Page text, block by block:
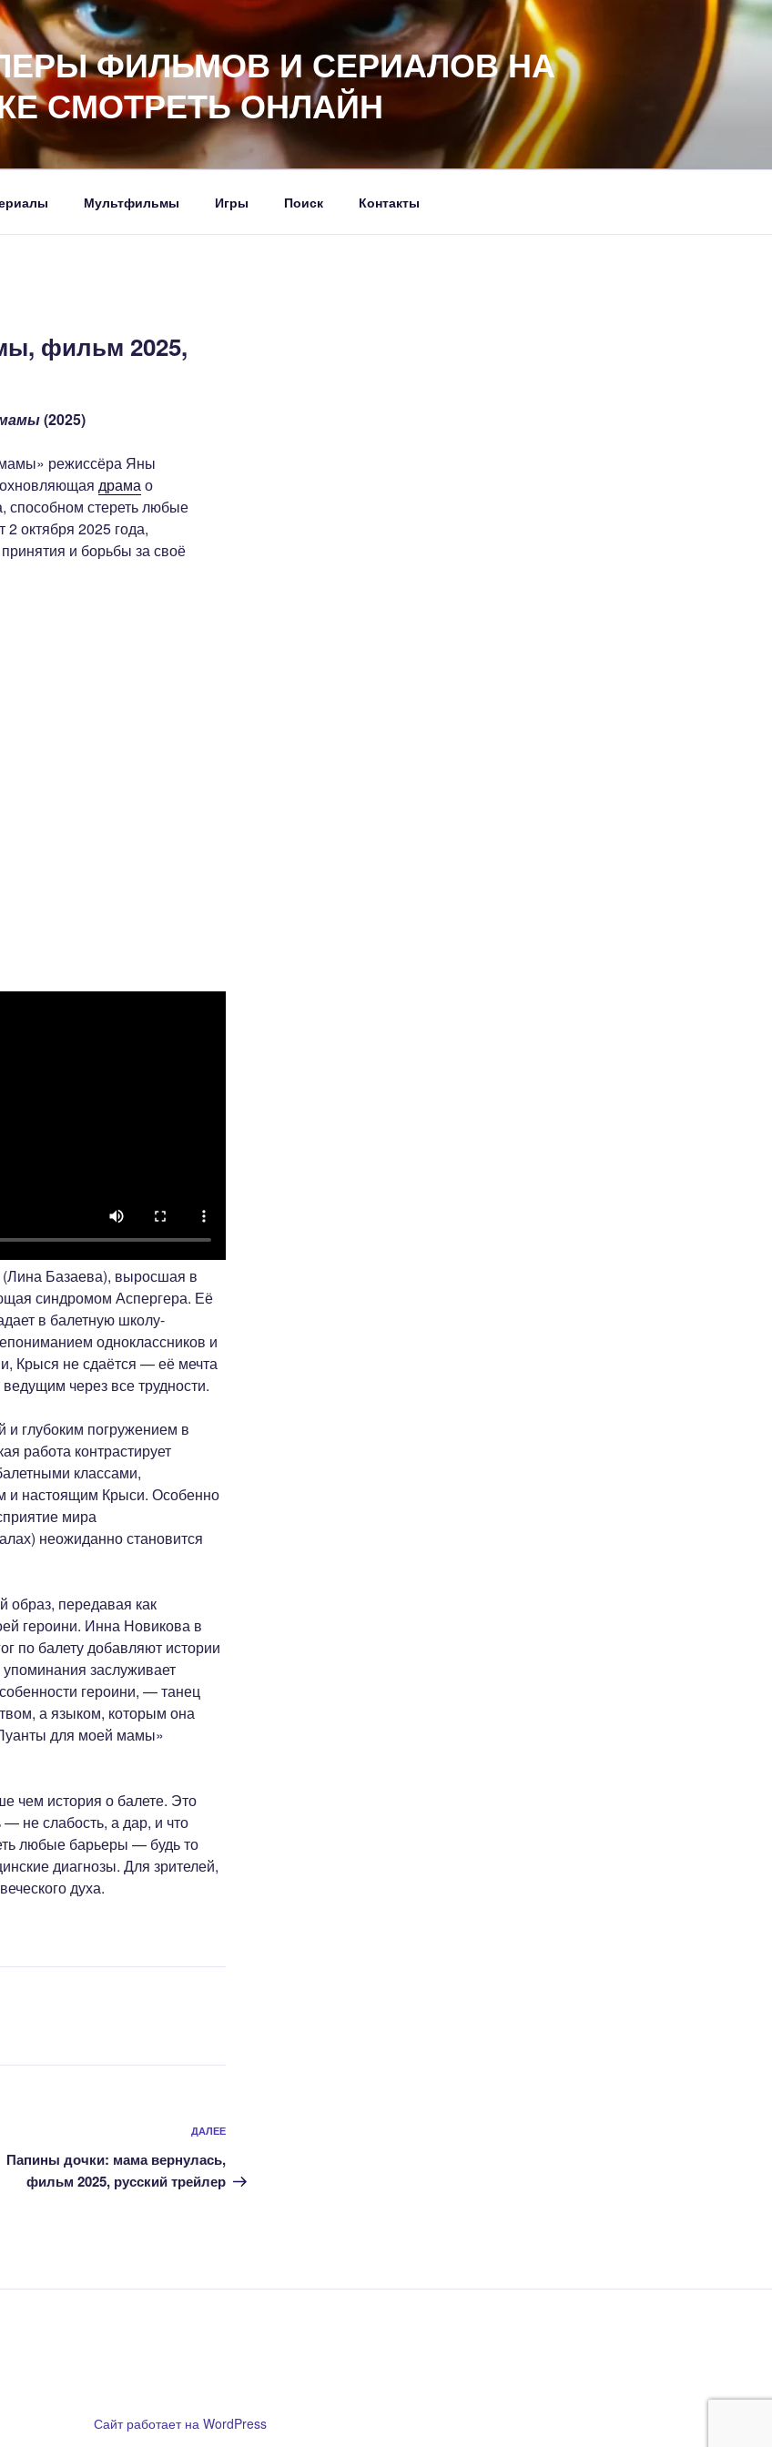
ФИЛЬМОВ И СЕРИАЛОВ НА
СМОТРЕТЬ ОНЛАЙН
Мультфильмы Игры Поиск Контакты
фильм 2025,
(2025)
режиссёра Яны
драмао
способном стереть любые
октября 2025 года,
и борьбы за своё
Базаева), выросшая в
синдромом Аспергера. Её
в балетную школу-
одноклассников и
Крыся не сдаётся — её мечта
через все трудности.
и глубоким погружением в
работа контрастирует
классами,
и настоящим Крыси. Особенно
мира
неожиданно становится
образ, передавая как
героини. Инна Новикова в
по балету добавляют истории
заслуживает
героини, — танец
а языком, которым она
для моей мамы»
чем история о балете. Это
не слабость, а дар, и что
любые барьеры — будь то
диагнозы. Для зрителей,
духа.
Следующая
ДАЛЕЕ
Папины дочки: мама вернулась,
фильм 2025, русский трейлер
Сайт работает на WordPress